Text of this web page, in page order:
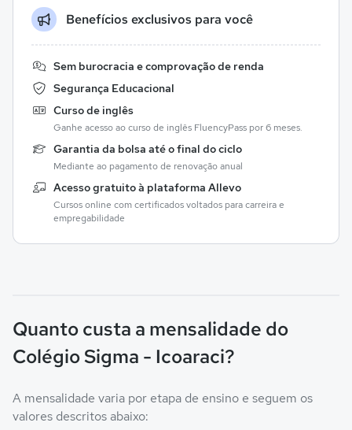
Benefícios exclusivos para você
Sem burocracia e comprovação de renda
Segurança Educacional
Curso de inglês
Ganhe acesso ao curso de inglês FluencyPass por 6 meses.
Garantia da bolsa até o final do ciclo
Mediante ao pagamento de renovação anual
Acesso gratuito à plataforma Allevo
Cursos online com certificados voltados para carreira e
empregabilidade
Quanto custa a mensalidade do
Colégio Sigma - Icoaraci?
A mensalidade varia por etapa de ensino e seguem os
valores descritos abaixo: